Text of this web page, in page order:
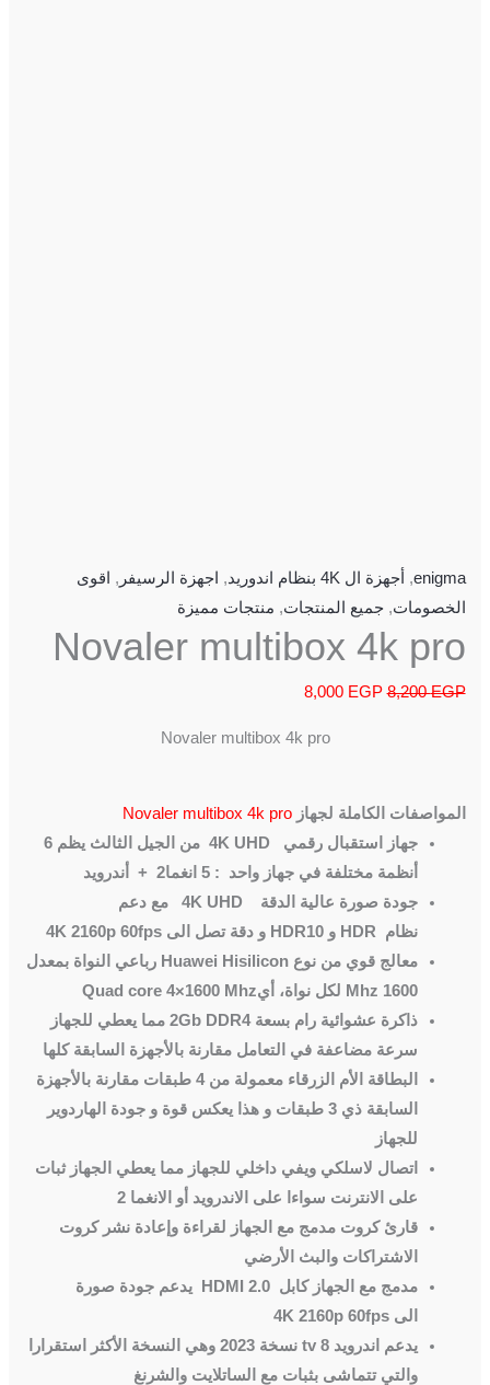
enigma
, أجهزة ال 4K بنظام اندوريد , اجهزة الرسيفر ,
اقوى
الخصومات,جميع المنتجات, منتجات مميزة
Novaler multibox 4k pro
8,200EGP
8,000 EGP
Novaler multibox 4k pro
المواصفات الكاملة لجهازNovaler multibox 4k pro
جهاز استقبال رقمي 4K UHD
من الجيل الثالث يظم 6
أنظمة مختلفة في جهاز واحد : 5 انغما2 + أندرويد
جودة صورة عالية الدقة 4K UHD مع دعم
نظام
HDR وHDR10 و دقة تصل الى4K 2160p 60fps
معالج قوي من نوع Huawei Hisiliconرباعي النواة بمعدل
1600
Mhz لكل نواة، أيQuad core 4×1600 Mhz
ذاكرة عشوائية رام بسعة2Gb DDR4 مما يعطي للجهاز
سرعة مضاعفة في التعامل مقارنة بالأجهزة السابقة كلها
البطاقة الأم الزرقاء معمولة من 4 طبقات مقارنة بالأجهزة
السابقة ذي 3 طبقات و هذا يعكس قوة و جودة الهاردوير
للجهاز
اتصال لاسلكي ويفي داخلي للجهاز مما يعطي الجهاز ثبات
على الانترنت سواءا على الاندرويد أو الانغما 2
قارئ كروت مدمج مع الجهاز لقراءة وإعادة نشر كروت
الاشتراكات والبث الأرضي
مدمج مع الجهاز كابل HDMI 2.0 يدعم جودة صورة
الى4K 2160p 60fps
يدعم اندرويد 8
tv نسخة2023 وهي النسخة الأكثر استقرارا
والتي تتماشى بثبات مع الساتلايت والشرنغ